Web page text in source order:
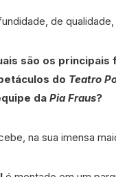
de
são os
do Teatro
da Pia Fraus?
na sua imensa